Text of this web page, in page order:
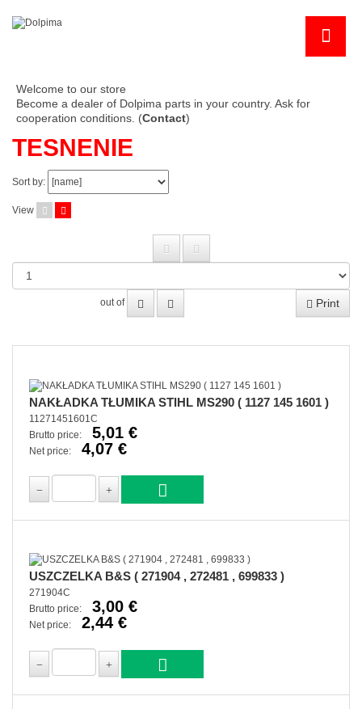
Welcome to our store
Become a dealer of Dolpima parts in your country. Ask for
cooperation conditions. (Contact)
TESNENIE
Sort by:
View
out of Print
NAKŁADKA TŁUMIKA STIHL MS290 ( 1127 145 1601 )
11271451601C
Brutto price:
5,01 €
Net price: 4,07 €
USZCZELKA B&S ( 271904 , 272481 , 699833 )
271904C
Brutto price:
3,00 €
Net price: 2,44 €